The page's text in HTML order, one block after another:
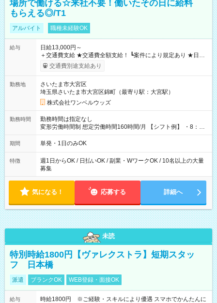
場所で働ける☆来社不要！働いたその日に給料
もらえる◎/T1
アルバイト 職種未経験OK
給与
日給13,000円～
＋交通費支給 ★交通費全額支給！ ┗案件により規定あり ★日払
いOK！（規定あり） ┗働いたその日に現金GET♪ お仕事後はコ
ンビニATMから 日払い分を引き落とせます！ 【試用期間】試
交通費別途支給あり
勤務地
さいたま市大宮区
埼玉県さいたま市大宮区錦町（最寄り駅：大宮駅）
株式会社ワンベルウッズ
勤務時間
勤務時間は指定なし
変形労働時間制 想定労働時間160時間/月 【シフト例】 ・8：00
～21：00
期間 単発・1日のみOK
特徴
週1日からOK / 日払いOK / 副業・WワークOK / 10名以上の大量
募集
気になる！ 応募する 詳細へ
未読
特別時給1800円【ヴァレクストラ】短期スタッ
フ 日本橋
派遣 ブランクOK WEB登録・面接OK
給与
時給1800円 ※ご経験・スキルにより優遇 スマホでかんたんに